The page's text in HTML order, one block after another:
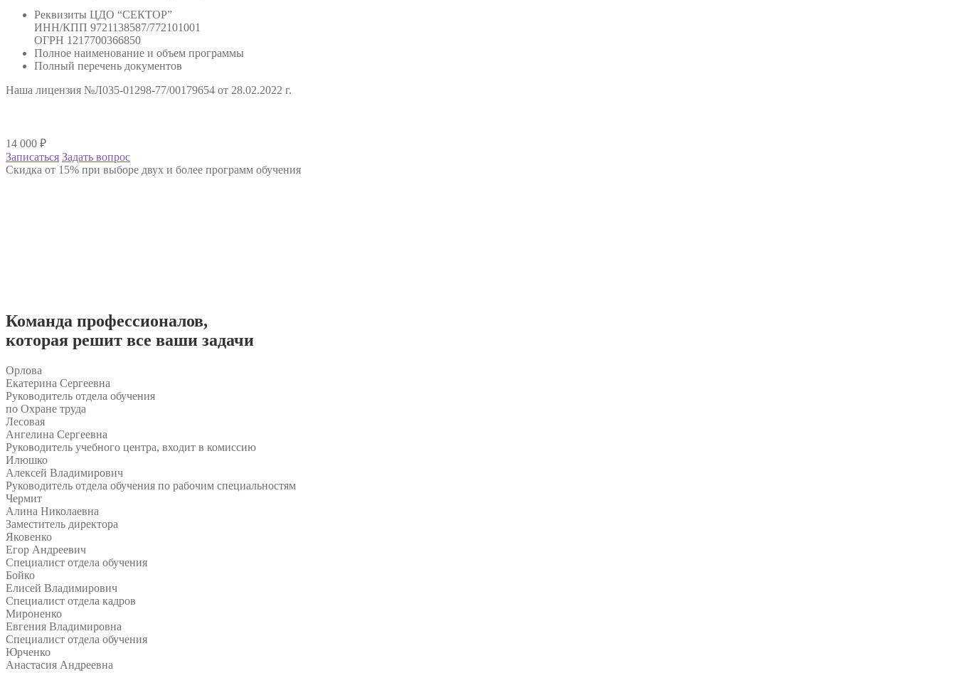
Реквизиты ЦДО “СЕКТОР”
ИНН/КПП 9721138587/772101001
ОГРН 1217700366850
Полное наименование и объем программы
Полный перечень документов
Наша лицензия №Л035-01298-77/00179654 от 28.02.2022 г.
14 000 ₽
Записаться Задать вопрос
Скидка от 15% при выборе двух и более программ обучения
Команда профессионалов,
которая решит все ваши задачи
Орлова
Екатерина Сергеевна
Руководитель отдела обучения
по Охране труда
Лесовая
Ангелина Сергеевна
Руководитель учебного центра, входит в комиссию
Илюшко
Алексей Владимирович
Руководитель отдела обучения по рабочим специальностям
Чермит
Алина Николаевна
Заместитель директора
Яковенко
Егор Андреевич
Специалист отдела обучения
Бойко
Елисей Владимирович
Специалист отдела кадров
Мироненко
Евгения Владимировна
Специалист отдела обучения
Юрченко
Анастасия Андреевна